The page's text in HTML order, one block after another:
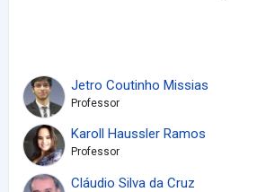
Jetro Coutinho Missias
Professor
Karoll Haussler Ramos
Professor
Cláudio Silva da Cruz